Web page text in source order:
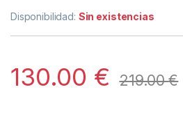
Disponibilidad: Sin existencias
130.00 € 219.00€